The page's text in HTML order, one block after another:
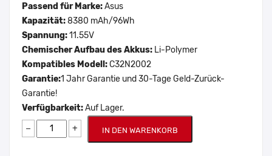
Passend für Marke:Asus
Kapazität:8380 mAh/96Wh
Spannung:11.55V
Chemischer Aufbau des Akkus: Li-Polymer
Kompatibles Modell:C32N2002
Garantie:1 Jahr Garantie und 30-Tage Geld-Zurück-
Garantie!
Verfügbarkeit:Auf Lager.
− + IN DEN WARENKORB